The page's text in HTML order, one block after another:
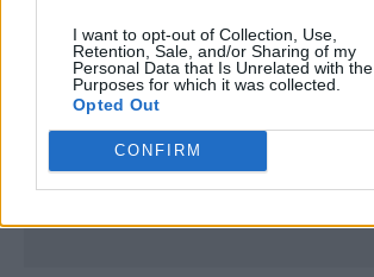
I want to opt-out of Collection, Use,
Retention, Sale, and/or Sharing of my
Personal Data that Is Unrelated with the
Purposes for which it was collected.
Opted Out
CONFIRM